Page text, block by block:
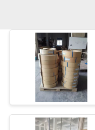
সাইট
PRIVACY
POLICY